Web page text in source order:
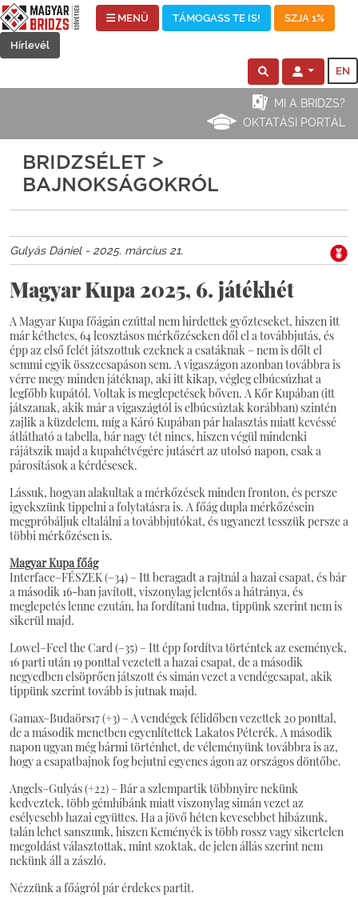
MENÜ TÁMOGASS TE IS! SZJA 1%
Hírlevél
EN
MI A BRIDZS?
OKTATÁSI PORTÁL
BRIDZSÉLET >
BAJNOKSÁGOKRÓL
Gulyás Dániel - 2025. március 21.
Magyar Kupa 2025, 6. játékhét
A Magyar Kupa főágán ezúttal nem hirdettek győzteseket, hiszen itt
már kéthetes, 64 leosztásos mérkőzéseken dől el a továbbjutás, és
épp az első felét játszottuk ezeknek a csatáknak – nem is dőlt el
semmi egyik összecsapáson sem. A vigaszágon azonban továbbra is
vérre megy minden játéknap, aki itt kikap, végleg elbúcsúzhat a
legfőbb kupától. Voltak is meglepetések bőven. A Kőr Kupában (itt
játszanak, akik már a vigaszágtól is elbúcsúztak korábban) szintén
zajlik a küzdelem, míg a Káró Kupában pár halasztás miatt kevéssé
átlátható a tabella, bár nagy tét nincs, hiszen végül mindenki
rájátszik majd a kupahétvégére jutásért az utolsó napon, csak a
párosítások a kérdésesek.
Lássuk, hogyan alakultak a mérkőzések minden fronton, és persze
igyekszünk tippelni a folytatásra is. A főág dupla mérkőzésein
megpróbáljuk eltalálni a továbbjutókat, és ugyanezt tesszük persze a
többi mérkőzésen is.
Magyar Kupa főág
Interface–FÉSZEK (–34) – Itt beragadt a rajtnál a hazai csapat, és bár
a második 16-ban javított, viszonylag jelentős a hátránya, és
meglepetés lenne ezután, ha fordítani tudna, tippünk szerint nem is
sikerül majd.
Lowel–Feel the Card (–35) – Itt épp fordítva történtek az események,
16 parti után 19 ponttal vezetett a hazai csapat, de a második
negyedben elsöprően játszott és simán vezet a vendégcsapat, akik
tippünk szerint tovább is jutnak majd.
Gamax–Budaörs17 (+3) – A vendégek félidőben vezettek 20 ponttal,
de a második menetben egyenlítettek Lakatos Péterék. A második
napon ugyan még bármi történhet, de véleményünk továbbra is az,
hogy a csapatbajnok fog bejutni egyenes ágon az országos döntőbe.
Angels–Gulyás (+22) – Bár a szlempartik többnyire nekünk
kedveztek, több gémhibánk miatt viszonylag simán vezet az
esélyesebb hazai együttes. Ha a jövő héten kevesebbet hibázunk,
talán lehet sanszunk, hiszen Keményék is több rossz vagy sikertelen
megoldást választottak, mint szoktak, de jelen állás szerint nem
nekünk áll a zászló.
Nézzünk a főágról pár érdekes partit.